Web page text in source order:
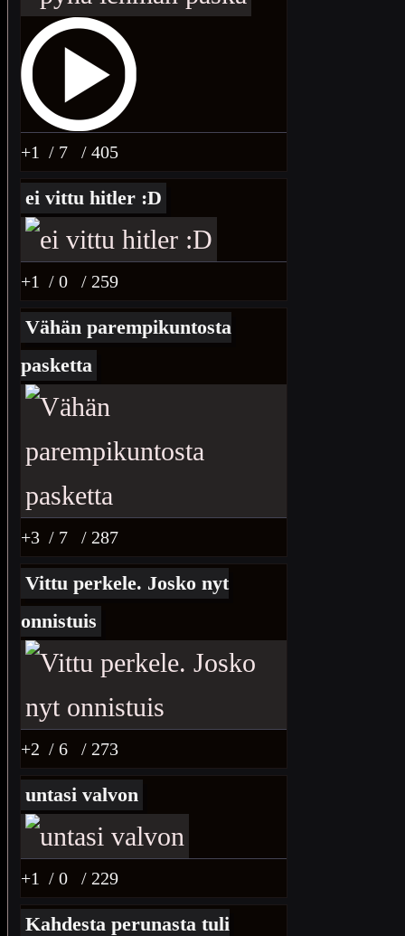
+1 / 7 / 405
ei vittu hitler :D
+1 / 0 / 259
Vähän parempikuntosta
pasketta
+3 / 7 / 287
Vittu perkele. Josko nyt
onnistuis
+2 / 6 / 273
untasi valvon
+1 / 0 / 229
Kahdesta perunasta tuli